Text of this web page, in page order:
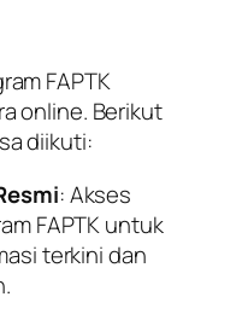
FAPTK
online. Berikut
diikuti:
: Akses
FAPTK untuk
terkini dan